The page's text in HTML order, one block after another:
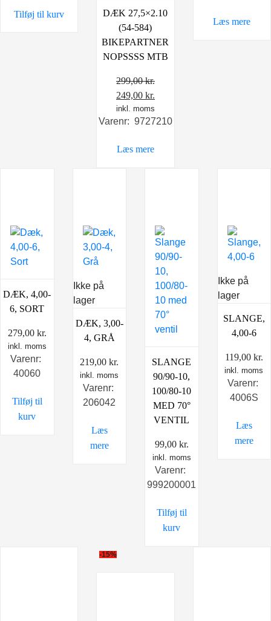
99,00 kr.. 49,00 kr..
Tilføj til kurv
DÆK 27,5×2.10
(54-584)
BIKEPARTNER
NOPSSSS MTB
299,00kr.
Den
oprindelige
pris
299,00 kr..
249,00 kr.
aktuelle
pris
249,00 kr..
inkl. moms
Varenr: 9727210
Læs mere
Læs mere
DÆK, 4,00-
6, SORT
279,00 kr.
inkl. moms
Varenr:
40060
Tilføj til
kurv
Ikke på
lager
DÆK, 3,00-
4, GRÅ
219,00kr.
inkl. moms
Varenr:
206042
Læs
mere
SLANGE
90/90-10,
100/80-10
MED 70°
VENTIL
99,00 kr.
inkl. moms
Varenr:
999200001
Tilføj til
kurv
Ikke på
lager
SLANGE,
4,00-6
119,00 kr.
inkl. moms
Varenr:
4006S
Læs
mere
-15%